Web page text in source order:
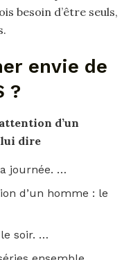
besoin d’être seuls,
envie de
?
d’un
lui dire
journée. …
d’un homme : le
soir. …